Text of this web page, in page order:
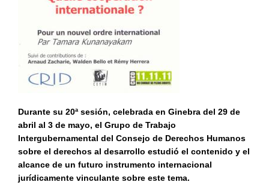
Durante su 20ª sesión, celebrada en Ginebra del 29 de
abril al 3 de mayo, el Grupo de Trabajo
Intergubernamental del Consejo de Derechos Humanos
sobre el derechos al desarrollo estudió el contenido y el
alcance de un futuro instrumento internacional
jurídicamente vinculante sobre este tema.